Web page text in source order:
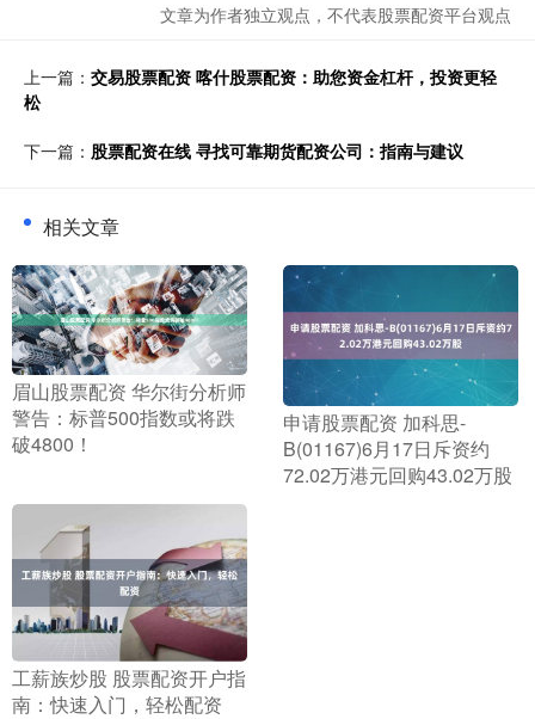
文章为作者独立观点，不代表股票配资平台观点
上一篇： 交易股票配资 喀什股票配资：助您资金杠杆，投资更轻
松
下一篇： 股票配资在线 寻找可靠期货配资公司：指南与建议
相关文章
​眉山股票配资 华尔街分析师
警告：标普500指数或将跌
破4800！
​申请股票配资 加科思-
B(01167)6月17日斥资约
72.02万港元回购43.02万股
​工薪族炒股 股票配资开户指
南：快速入门，轻松配资